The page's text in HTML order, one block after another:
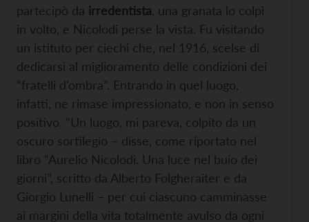
partecipò da irredentista , una granata lo colpì
in volto, e Nicolodi perse la vista. Fu visitando
un istituto per ciechi che, nel 1916, scelse di
dedicarsi al miglioramento delle condizioni dei
“fratelli d’ombra”. Entrando in quel luogo,
infatti, ne rimase impressionato, e non in senso
positivo. “Un luogo, mi pareva, colpito da un
oscuro sortilegio – disse, come riportato nel
libro “Aurelio Nicolodi. Una luce nel buio dei
giorni”, scritto da Alberto Folgheraiter e da
Giorgio Lunelli – per cui ciascuno camminasse
ai margini della vita totalmente avulso da ogni